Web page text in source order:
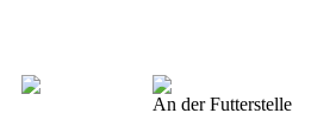
An der Futterstelle